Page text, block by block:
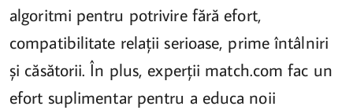
algoritmi pentru potrivire fără efort,
compatibilitate relații serioase, prime întâlniri
și căsătorii. În plus, experții match.com fac un
efort suplimentar pentru a educa noii